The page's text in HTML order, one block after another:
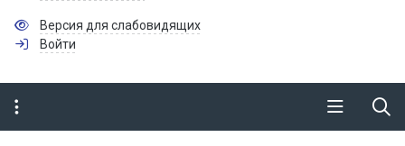
Версия для слабовидящих
Войти